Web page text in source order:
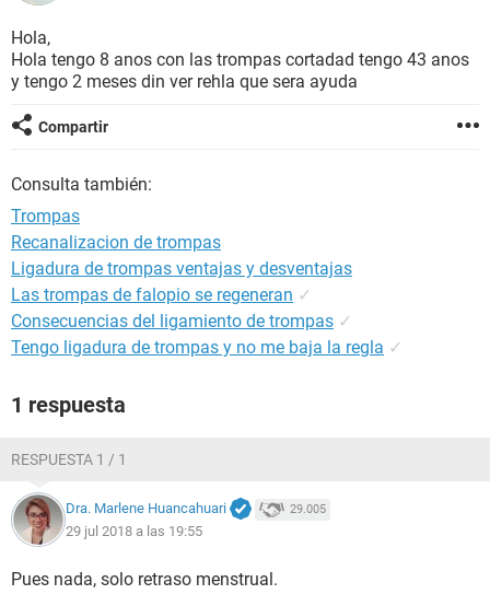
BIENESTAR
Hola,
Hola tengo 8 anos con las trompas cortadad tengo 43 anos
y tengo 2 meses din ver rehla que sera ayuda
Compartir
Consulta también:
Trompas
Recanalizacion de trompas
Ligadura de trompas ventajas y desventajas
Las trompas de falopio se regeneran ✓
Consecuencias del ligamiento de trompas ✓
Tengo ligadura de trompas y no me baja la regla ✓
1 respuesta
RESPUESTA 1 / 1
Dra. Marlene Huancahuari 29.005
29 jul 2018 a las 19:55
Pues nada, solo retraso menstrual.